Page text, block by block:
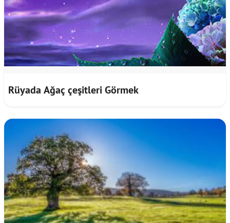
Rüyada Ağaç çeşitleri Görmek